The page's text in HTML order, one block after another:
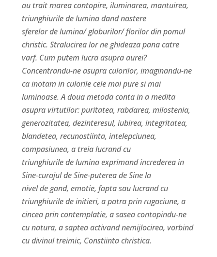
au trait marea contopire, iluminarea, mantuirea,
triunghiurile de lumina dand nastere
sferelor de lumina/ globurilor/ florilor din pomul
christic. Stralucirea lor ne ghideaza pana catre
varf. Cum putem lucra asupra aurei?
Concentrandu-ne asupra culorilor, imaginandu-ne
ca inotam in culorile cele mai pure si mai
luminoase. A doua metoda conta in a medita
asupra virtutilor: puritatea, rabdarea, milostenia,
generozitatea, dezinteresul, iubirea, integritatea,
blandetea, recunostiinta, intelepciunea,
compasiunea, a treia lucrand cu
triunghiurile de lumina exprimand increderea in
Sine-curajul de Sine-puterea de Sine la
nivel de gand, emotie, fapta sau lucrand cu
triunghiurile de initieri, a patra prin rugaciune, a
cincea prin contemplatie, a sasea contopindu-ne
cu natura, a saptea activand nemijlocirea, vorbind
cu divinul treimic, Constiinta christica.